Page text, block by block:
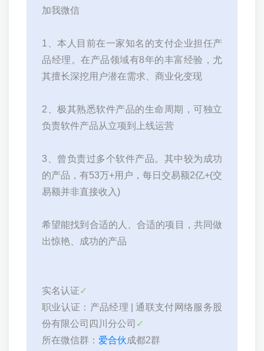
加我微信
1、本人目前在一家知名的支付企业担任产
品经理。在产品领域有8年的丰富经验，尤
其擅长深挖用户潜在需求、商业化变现
2、极其熟悉软件产品的生命周期，可独立
负责软件产品从立项到上线运营
3、曾负责过多个软件产品。其中较为成功
的产品，有53万+用户，每日交易额2亿+(交
易额并非直接收入)
希望能找到合适的人、合适的项目，共同做
出惊艳、成功的产品
实名认证✓
职业认证：产品经理 | 通联支付网络服务股
份有限公司四川分公司 ✓
所在微信群： 爱合伙成都2群